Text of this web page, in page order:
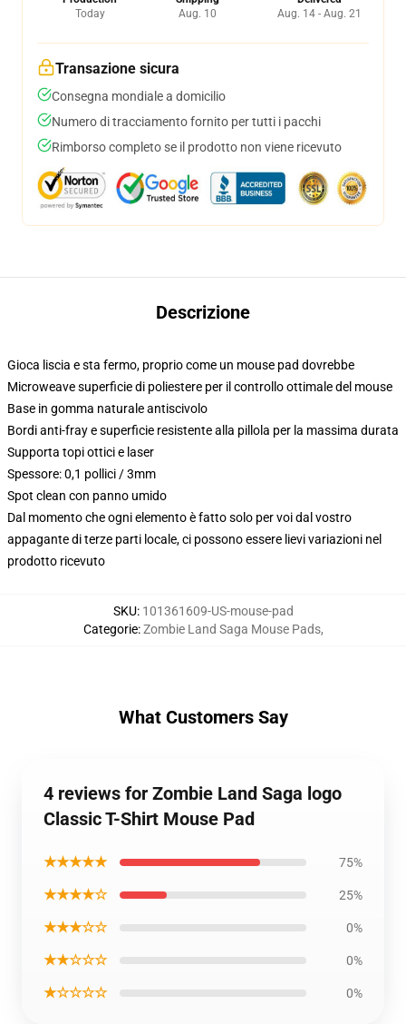
Today
Aug. 10
Aug. 14 - Aug. 21
Transazione sicura
Consegna mondiale a domicilio
Numero di tracciamento fornito per tutti i pacchi
Rimborso completo se il prodotto non viene ricevuto
Descrizione
Gioca liscia e sta fermo, proprio come un mouse pad dovrebbe
Microweave superficie di poliestere per il controllo ottimale del mouse
Base in gomma naturale antiscivolo
Bordi anti-fray e superficie resistente alla pillola per la massima durata
Supporta topi ottici e laser
Spessore: 0,1 pollici / 3mm
Spot clean con panno umido
Dal momento che ogni elemento è fatto solo per voi dal vostro
appagante di terze parti locale, ci possono essere lievi variazioni nel
prodotto ricevuto
SKU: 101361609-US-mouse-pad
Categorie:Zombie Land Saga Mouse Pads,
What Customers Say
4 reviews for Zombie Land Saga logo
Classic T-Shirt Mouse Pad
★★★★★ 75%
★★★★☆ 25%
★★★☆☆ 0%
★★☆☆☆ 0%
★☆☆☆☆ 0%